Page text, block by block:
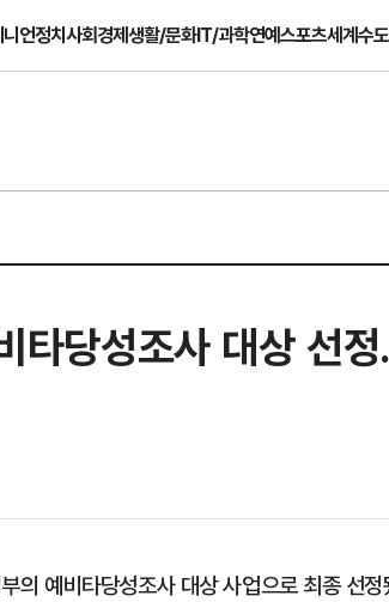
언정치사회경제생활/문화IT/과학연예스포츠세계수
당성조사 대상 선
의 예비타당성조사 대상 사업으로 최종 선